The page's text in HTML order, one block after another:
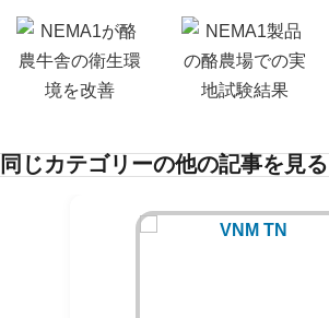
同じカテゴリーの他の記事を見る